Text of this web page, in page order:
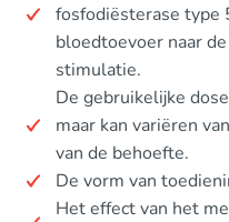
fosfodiësterase type
bloedtoevoer naar
stimulatie.
De gebruikelijke
maar kan variëren
van de behoefte.
De vorm van
Het effect van het